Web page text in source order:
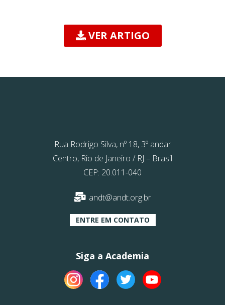
VER ARTIGO
Rua Rodrigo Silva, nº 18, 3º andar
Centro, Rio de Janeiro / RJ – Brasil
CEP: 20.011-040
andt@andt.org.br
ENTRE EM CONTATO
Siga a Academia